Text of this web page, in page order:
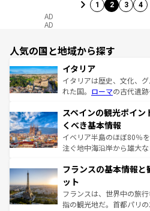
1 2 3 4
AD
AD
人気の国と地域から探す
イタリア
イタリアは歴史、文化、
れた国。 ローマの古代遺
ろん、トスカーナの美し
景など、自然景観も見逃
ピザやパスタなど、絶品
できる。朝目覚めてから
なお、新着のイタリア情
しい。
スペインの観光ポイン
くべき基本情報
イベリア半島のほぼ80％
注ぐ地中海沿岸から雄大
文化が根付くこの国では
れる闘牛、そして美味し
る。首都マドリードの洗
アートに溢れた街角から
フランスの基本情報
ット
フランスは、世界中の旅
指の観光地だ。首都パリ